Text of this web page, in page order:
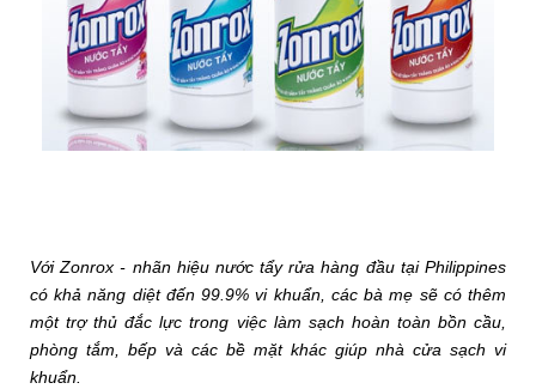
Với Zonrox - nhãn hiệu nước tẩy rửa hàng đầu tại Philippines
có khả năng diệt đến 99.9% vi khuẩn, các bà mẹ sẽ có thêm
một trợ thủ đắc lực trong việc làm sạch hoàn toàn bồn cầu,
phòng tắm, bếp và các bề mặt khác giúp nhà cửa sạch vi
khuẩn.